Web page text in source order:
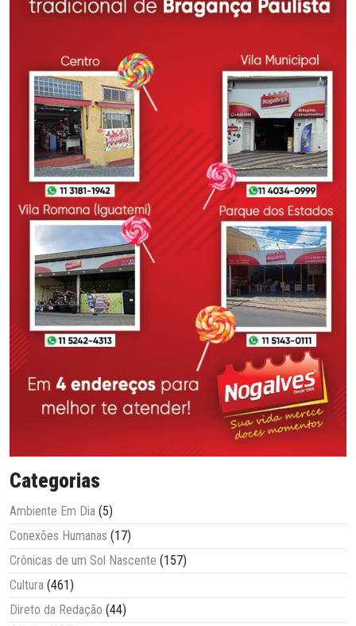
Categorias
Ambiente Em Dia (5)
Conexões Humanas (17)
Crônicas de um Sol Nascente (157)
Cultura (461)
Direto da Redação (44)